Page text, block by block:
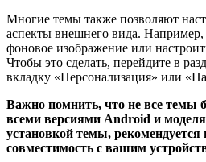
Многие темы также позволяют
аспекты внешнего вида.
фоновое изображение или
Чтобы это сделать, перейдите в
вкладку «Персонализация» или
Важно помнить, что не все темы
всеми версиями Android и
установкой темы, рекомендуется
совместимость с вашим